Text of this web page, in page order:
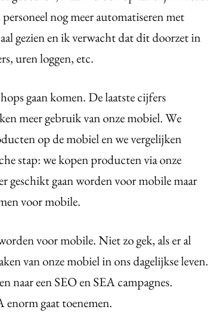
nog meer automatiseren met
gezien en ik verwacht dat dit doorzet in
uren loggen, etc.
gaan komen. De laatste cijfers
meer gebruik van onze mobiel. We
op de mobiel en we vergelijken
stap: we kopen producten via onze
geschikt gaan worden voor mobile maar
voor mobile.
voor mobile. Niet zo gek, als er al
van onze mobiel in ons dagelijkse leven.
naar een SEO en SEA campagnes.
gaat toenemen.